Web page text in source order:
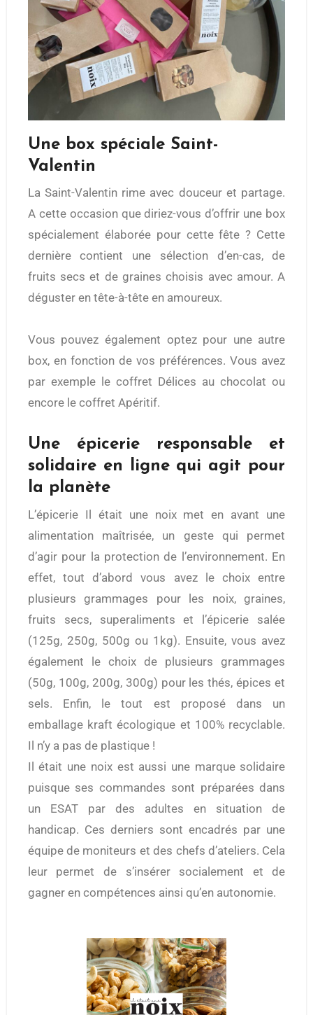
Une box spéciale Saint-
Valentin
La Saint-Valentin rime avec douceur et partage.
A cette occasion que diriez-vous d’offrir une box
spécialement élaborée pour cette fête ? Cette
dernière contient une sélection d’en-cas, de
fruits secs et de graines choisis avec amour. A
déguster en tête-à-tête en amoureux.
Vous pouvez également optez pour une autre
box, en fonction de vos préférences. Vous avez
par exemple le coffret Délices au chocolat ou
encore le coffret Apéritif.
Une épicerie responsable et
solidaire en ligne qui agit pour
la planète
L’épicerie Il était une noix met en avant une
alimentation maîtrisée, un geste qui permet
d’agir pour la protection de l’environnement. En
effet, tout d’abord vous avez le choix entre
plusieurs grammages pour les noix, graines,
fruits secs, superaliments et l’épicerie salée
(125g, 250g, 500g ou 1kg). Ensuite, vous avez
également le choix de plusieurs grammages
(50g, 100g, 200g, 300g) pour les thés, épices et
sels. Enfin, le tout est proposé dans un
emballage kraft écologique et 100% recyclable.
Il n’y a pas de plastique !
Il était une noix est aussi une marque solidaire
puisque ses commandes sont préparées dans
un ESAT par des adultes en situation de
handicap. Ces derniers sont encadrés par une
équipe de moniteurs et des chefs d’ateliers. Cela
leur permet de s’insérer socialement et de
gagner en compétences ainsi qu’en autonomie.